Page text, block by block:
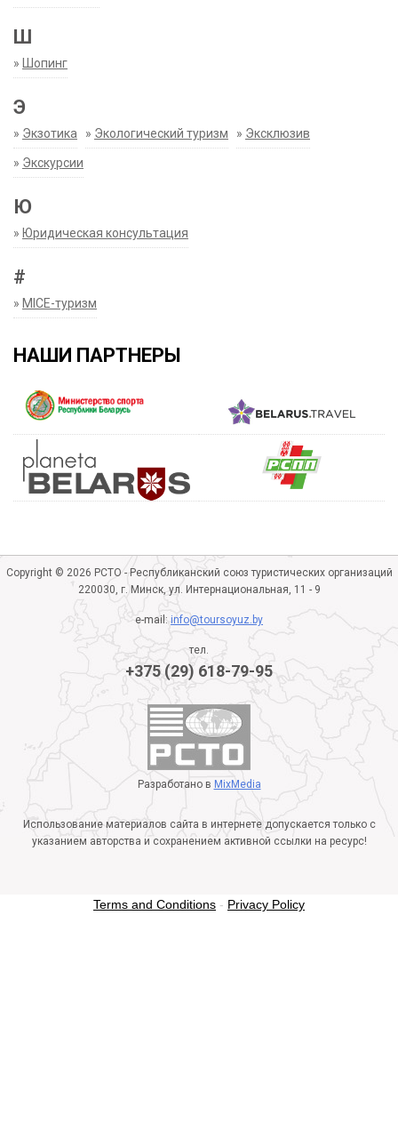
Ш
» Шопинг
Э
» Экзотика » Экологический туризм » Эксклюзив
» Экскурсии
Ю
» Юридическая консультация
#
» MICE-туризм
НАШИ ПАРТНЕРЫ
Copyright © 2026 РСТО - Республиканский союз туристических организаций
220030, г. Минск, ул. Интернациональная, 11 - 9
e-mail:info@toursoyuz.by
тел.
+375 (29) 618-79-95
Разработано в MixMedia
Использование материалов сайта в интернете допускается только с
указанием авторства и сохранением активной ссылки на ресурс!
Terms and Conditions - Privacy Policy